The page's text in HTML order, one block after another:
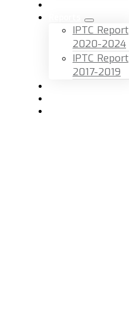
IPTC Report
2020-2024
IPTC Report
2017-2019